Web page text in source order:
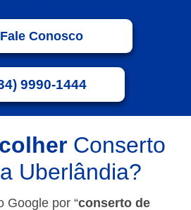
Fale Conosco
9990-1444
Conserto
Uberlândia?
Google por “conserto de